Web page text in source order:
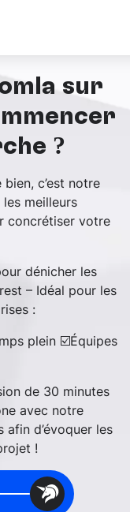
sur
?
c’est notre
meilleurs
concrétiser votre
dénicher les
– Idéal pour les
:
plein ☑️Équipes
de 30 minutes
avec notre
d’évoquer les
!